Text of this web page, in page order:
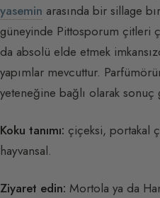
yasemin arasında bir sillage
güneyinde Pittosporum çitleri
da absolü elde etmek
yapımlar mevcuttur.
yeteneğine bağlı olarak sonuç
Koku tanımı: çiçeksi, portakal
hayvansal.
Ziyaret edin: Mortola ya da